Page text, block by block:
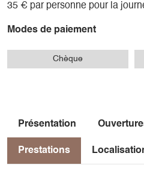
35 € par personne pour la
Modes de paiement
Chèque
Présentation
Prestations